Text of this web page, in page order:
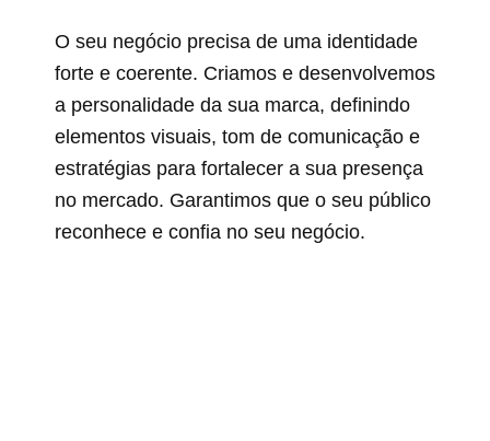
O seu negócio precisa de uma identidade
forte e coerente. Criamos e desenvolvemos
a personalidade da sua marca, definindo
elementos visuais, tom de comunicação e
estratégias para fortalecer a sua presença
no mercado. Garantimos que o seu público
reconhece e confia no seu negócio.